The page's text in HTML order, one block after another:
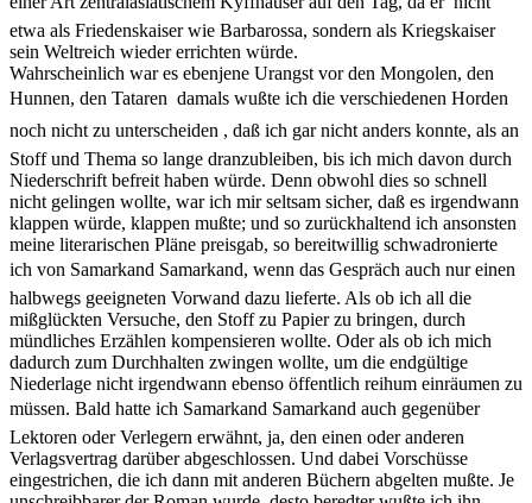
etwa als Friedenskaiser wie Barbarossa, sondern als Kriegskaiser
sein Weltreich wieder errichten würde.
Wahrscheinlich war es ebenjene Urangst vor den Mongolen, den
Hunnen, den Tataren  damals wußte ich die verschiedenen Horden
noch nicht zu unterscheiden , daß ich gar nicht anders konnte, als an
Stoff und Thema so lange dranzubleiben, bis ich mich davon durch
Niederschrift befreit haben würde. Denn obwohl dies so schnell
nicht gelingen wollte, war ich mir seltsam sicher, daß es irgendwann
klappen würde, klappen mußte; und so zurückhaltend ich ansonsten
meine literarischen Pläne preisgab, so bereitwillig schwadronierte
ich von Samarkand Samarkand, wenn das Gespräch auch nur einen
halbwegs geeigneten Vorwand dazu lieferte. Als ob ich all die
mißglückten Versuche, den Stoff zu Papier zu bringen, durch
mündliches Erzählen kompensieren wollte. Oder als ob ich mich
dadurch zum Durchhalten zwingen wollte, um die endgültige
Niederlage nicht irgendwann ebenso öffentlich reihum einräumen zu
müssen. Bald hatte ich Samarkand Samarkand auch gegenüber
Lektoren oder Verlegern erwähnt, ja, den einen oder anderen
Verlagsvertrag darüber abgeschlossen. Und dabei Vorschüsse
eingestrichen, die ich dann mit anderen Büchern abgelten mußte. Je